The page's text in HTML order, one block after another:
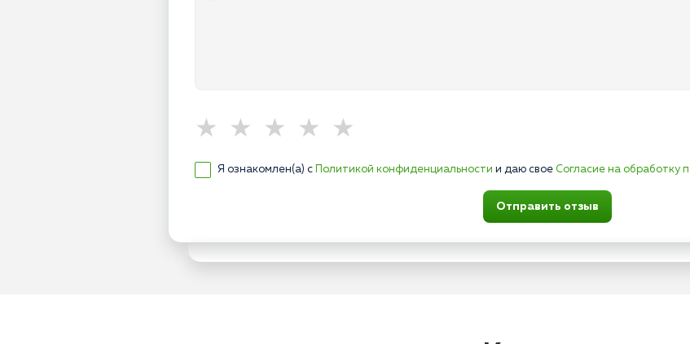
Я ознакомлен(а) с Политикой конфиденциальности и даю свое Согласие на обработку
Отправить отзыв